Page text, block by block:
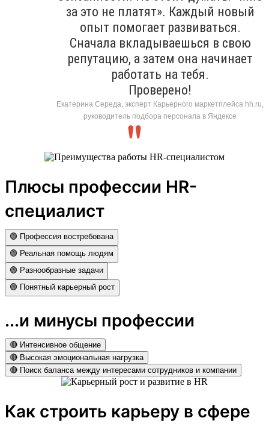
за это не платят». Каждый новый
опыт помогает развиваться.
Сначала вкладываешься в свою
репутацию, а затем она начинает
работать на тебя.
Проверено!
Екатерина Середа, эксперт Карьерного маркетплейса hh.ru,
руководитель подбора персонала в Яндексе
Плюсы профессии HR-
специалист
🟢 Профессия востребована
🟢 Реальная помощь людям
🟢 Разнообразные задачи
🟢 Понятный карьерный рост
...и минусы профессии
🔴 Интенсивное общение
🔴 Высокая эмоциональная нагрузка
🔴 Поиск баланса между интересами сотрудников и компании
Как строить карьеру в сфере